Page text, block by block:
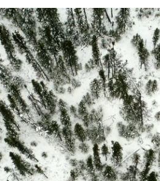
JE